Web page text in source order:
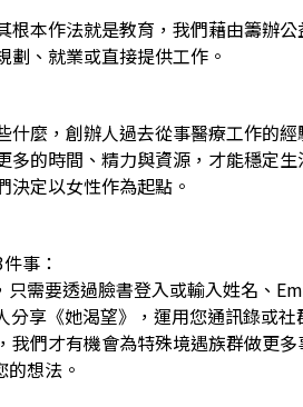
根本作法就是教育，我們藉由籌辦
劃、就業或直接提供工作。
什麼，創辦人過去從事醫療工作的
多的時間、精力與資源，才能穩定
決定以女性作為起點。
事：
需要透過臉書登入或輸入姓名、
分享《她渴望》，運用您通訊錄或
們才有機會為特殊境遇族群做更多
想法。